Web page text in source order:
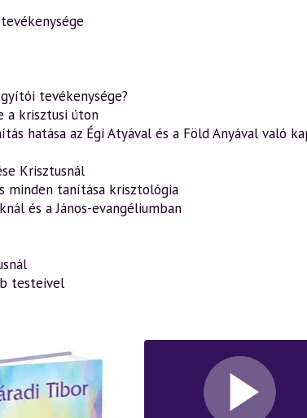
tevékenysége?
a krisztusi úton
hatása az Égi Atyával és a Föld Anyával való
Krisztusnál
minden tanítása krisztológia
és a János-evangéliumban
testeivel